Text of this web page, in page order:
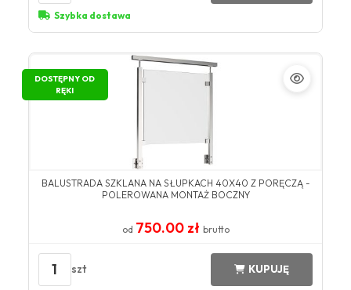
Szybka dostawa
DOSTĘPNY OD
RĘKI
BALUSTRADA SZKLANA NA SŁUPKACH 40X40 Z PORĘCZĄ -
POLEROWANA MONTAŻ BOCZNY
od 750.00 zł brutto
1 szt KUPUJĘ